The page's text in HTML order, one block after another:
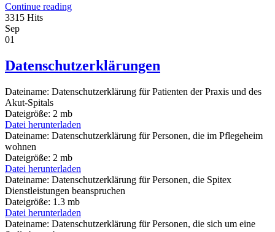
Continue reading
3315 Hits
Sep
01
Datenschutzerklärungen
Dateiname: Datenschutzerklärung für Patienten der Praxis und des
Akut-Spitals
Dateigröße: 2 mb
Datei herunterladen
Dateiname: Datenschutzerklärung für Personen, die im Pflegeheim
wohnen
Dateigröße: 2 mb
Datei herunterladen
Dateiname: Datenschutzerklärung für Personen, die Spitex
Dienstleistungen beanspruchen
Dateigröße: 1.3 mb
Datei herunterladen
Dateiname: Datenschutzerklärung für Personen, die sich um eine